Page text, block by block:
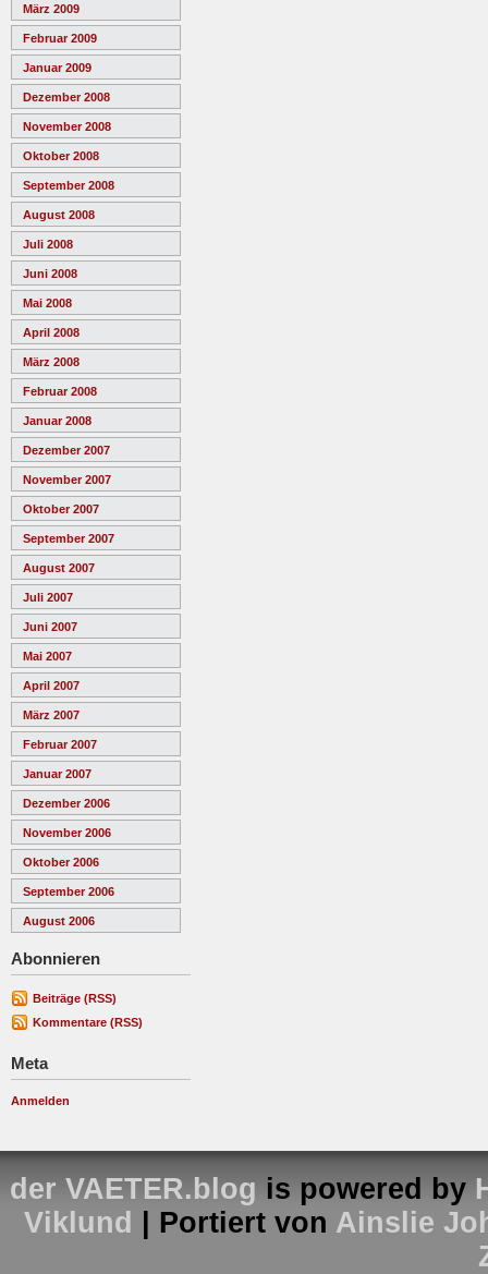
März 2009
Februar 2009
Januar 2009
Dezember 2008
November 2008
Oktober 2008
September 2008
August 2008
Juli 2008
Juni 2008
Mai 2008
April 2008
März 2008
Februar 2008
Januar 2008
Dezember 2007
November 2007
Oktober 2007
September 2007
August 2007
Juli 2007
Juni 2007
Mai 2007
April 2007
März 2007
Februar 2007
Januar 2007
Dezember 2006
November 2006
Oktober 2006
September 2006
August 2006
Abonnieren
Beiträge (RSS)
Kommentare (RSS)
Meta
Anmelden
der VAETER.blog is powered by
Viklund
| Portiert von Ainslie